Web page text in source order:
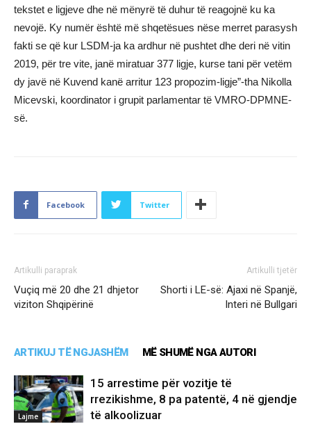
tekstet e ligjeve dhe në mënyrë të duhur të reagojnë ku ka
nevojë. Ky numër është më shqetësues nëse merret parasysh
fakti se që kur LSDM-ja ka ardhur në pushtet dhe deri në vitin
2019, për tre vite, janë miratuar 377 ligje, kurse tani për vetëm
dy javë në Kuvend kanë arritur 123 propozim-ligje”-tha Nikolla
Micevski, koordinator i grupit parlamentar të VMRO-DPMNE-
së.
Facebook Twitter
Artikulli paraprak
Vuçiq më 20 dhe 21 dhjetor
viziton Shqipërinë
Artikulli tjetër
Shorti i LE-së: Ajaxi në Spanjë,
Interi në Bullgari
ARTIKUJ TË NGJASHËM MË SHUMË NGA AUTORI
Lajme
15 arrestime për vozitje të
rrezikishme, 8 pa patentë, 4 në gjendje
të alkoolizuar